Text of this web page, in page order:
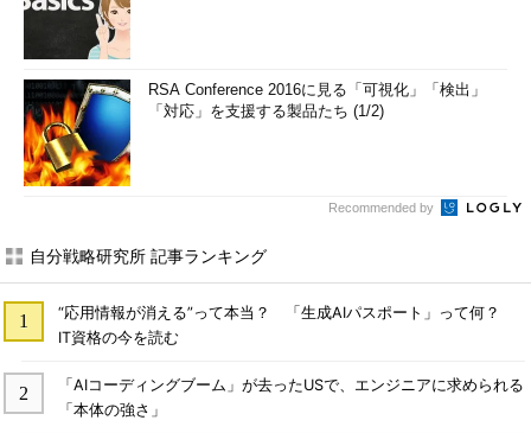
RSA Conference 2016に見る「可視化」「検出」
「対応」を支援する製品たち (1/2)
Recommended by
自分戦略研究所 記事ランキング
“応用情報が消える”って本当？ 「生成AIパスポート」って何？
IT資格の今を読む
「AIコーディングブーム」が去ったUSで、エンジニアに求められる
「本体の強さ」